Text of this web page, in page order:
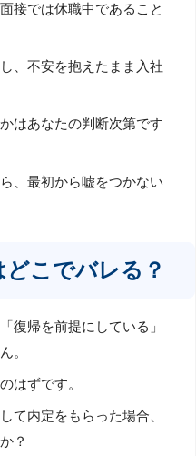
接では休職中であること
、不安を抱えたまま入社
はあなたの判断次第です
、最初から嘘をつかない
こでバレる？
復帰を前提にしている」
。
はずです。
て内定をもらった場合、
？